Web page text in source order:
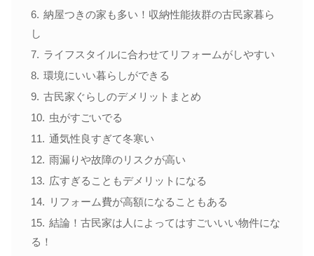
納屋つきの家も多い！収納性能抜群の古民家暮ら
し
ライフスタイルに合わせてリフォームがしやすい
環境にいい暮らしができる
古民家ぐらしのデメリットまとめ
虫がすごいでる
通気性良すぎて冬寒い
雨漏りや故障のリスクが高い
広すぎることもデメリットになる
リフォーム費が高額になることもある
結論！古民家は人によってはすごいいい物件にな
る！